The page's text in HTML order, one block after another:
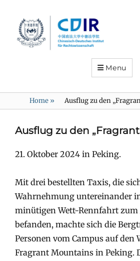
Menu
Home » Ausflug zu den
Ausflug zu den
21. Oktober 2024 in Peking.
Mit drei bestellten Taxis, die
Wahrnehmung untereinander
minütigen Wett-Rennfahrt zum
befanden, machte sich die
Personen vom Campus auf den
Fragrant Mountains in Peking.